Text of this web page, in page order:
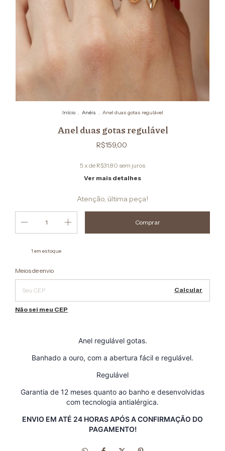
Início . Anéis . Anel duas gotas regulável
Anel duas gotas regulável
R$159,00
5 x de R$31,80 sem juros
Ver mais detalhes
Atenção, última peça!
1 em estoque
Entregas para o CEP:
Meios de envio
Calcular
Não sei meu CEP
Anel regulável gotas.
Banhado a ouro, com a abertura fácil e regulável.
Regulável
Garantia de 12 meses quanto ao banho e desenvolvidas
com tecnologia antialérgica.
ENVIO EM ATÉ 24 HORAS APÓS A CONFIRMAÇÃO DO
PAGAMENTO!